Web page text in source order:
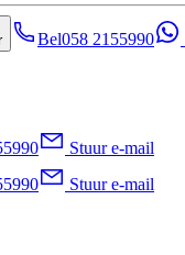
Bel058 2155990
Stuur e-mail
Stuur e-mail